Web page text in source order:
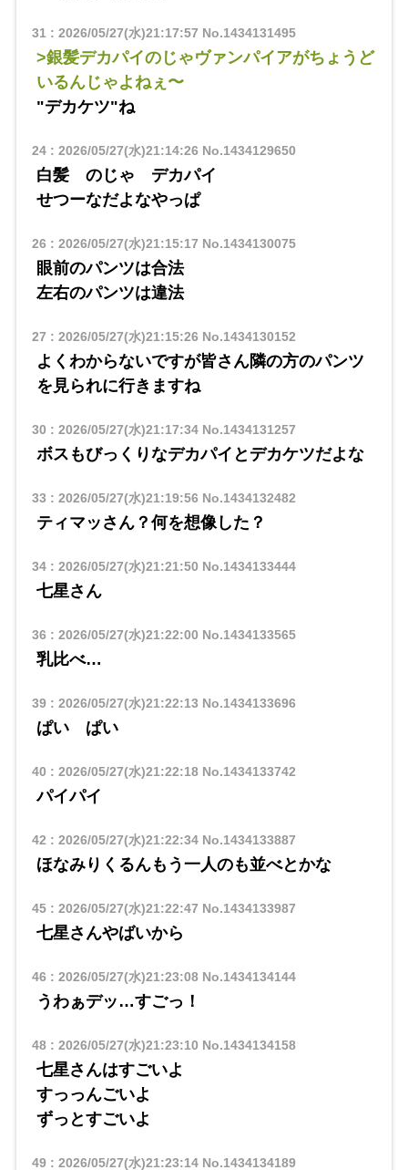
31: 2026/05/27(水)21:17:57 No.1434131495
>銀髪デカパイのじゃヴァンパイアがちょうど
いるんじゃよねぇ〜
"デカケツ"ね
24: 2026/05/27(水)21:14:26 No.1434129650
白髪 のじゃ デカパイ
せつーなだよなやっぱ
26 : 2026/05/27(水)21:15:17 No.1434130075
眼前のパンツは合法
左右のパンツは違法
27 : 2026/05/27(水)21:15:26 No.1434130152
よくわからないですが皆さん隣の方のパンツ
を見られに行きますね
30 : 2026/05/27(水)21:17:34No.1434131257
ボスもびっくりなデカパイとデカケツだよな
33 : 2026/05/27(水)21:19:56 No.1434132482
ティマッさん？何を想像した？
34: 2026/05/27(水)21:21:50 No.1434133444
七星さん
36 : 2026/05/27(水)21:22:00 No.1434133565
乳比べ…
39: 2026/05/27(水)21:22:13 No.1434133696
ぱい ぱい
40 : 2026/05/27(水)21:22:18No.1434133742
パイパイ
42 : 2026/05/27(水)21:22:34No.1434133887
ほなみりくるんもう一人のも並べとかな
45: 2026/05/27(水)21:22:47 No.1434133987
七星さんやばいから
46 : 2026/05/27(水)21:23:08No.1434134144
うわぁデッ…すごっ！
48: 2026/05/27(水)21:23:10 No.1434134158
七星さんはすごいよ
すっっんごいよ
ずっとすごいよ
49: 2026/05/27(水)21:23:14No.1434134189